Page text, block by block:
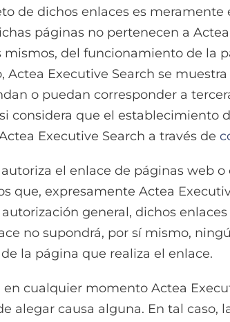
de dichos enlaces es
páginas no pertenecen a
mismos, del funcionamiento de la
Actea Executive Search se
o puedan corresponder a
considera que el establecimiento
Executive Search a través de
el enlace de páginas web
que, expresamente Actea
general, dichos
no supondrá, por sí mismo,
la página que realiza el enlace.
en cualquier momento Actea
alegar causa alguna. En tal